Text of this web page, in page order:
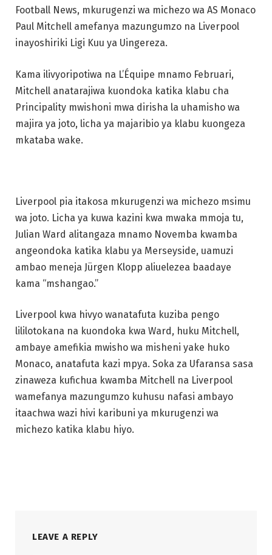
Football News, mkurugenzi wa michezo wa AS Monaco
Paul Mitchell amefanya mazungumzo na Liverpool
inayoshiriki Ligi Kuu ya Uingereza.
Kama ilivyoripotiwa na L’Équipe mnamo Februari,
Mitchell anatarajiwa kuondoka katika klabu cha
Principality mwishoni mwa dirisha la uhamisho wa
majira ya joto, licha ya majaribio ya klabu kuongeza
mkataba wake.
Liverpool pia itakosa mkurugenzi wa michezo msimu
wa joto. Licha ya kuwa kazini kwa mwaka mmoja tu,
Julian Ward alitangaza mnamo Novemba kwamba
angeondoka katika klabu ya Merseyside, uamuzi
ambao meneja Jürgen Klopp aliuelezea baadaye
kama “mshangao.”
Liverpool kwa hivyo wanatafuta kuziba pengo
lililotokana na kuondoka kwa Ward, huku Mitchell,
ambaye amefikia mwisho wa misheni yake huko
Monaco, anatafuta kazi mpya. Soka za Ufaransa sasa
zinaweza kufichua kwamba Mitchell na Liverpool
wamefanya mazungumzo kuhusu nafasi ambayo
itaachwa wazi hivi karibuni ya mkurugenzi wa
michezo katika klabu hiyo.
LEAVE A REPLY